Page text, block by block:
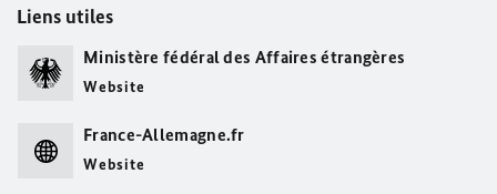
Liens utiles
Ministère fédéral des Affaires étrangères
Website
France-Allemagne.fr
Website